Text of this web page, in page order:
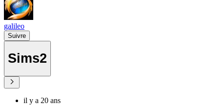
galileo
Suivre
Sims2
il y a 20 ans